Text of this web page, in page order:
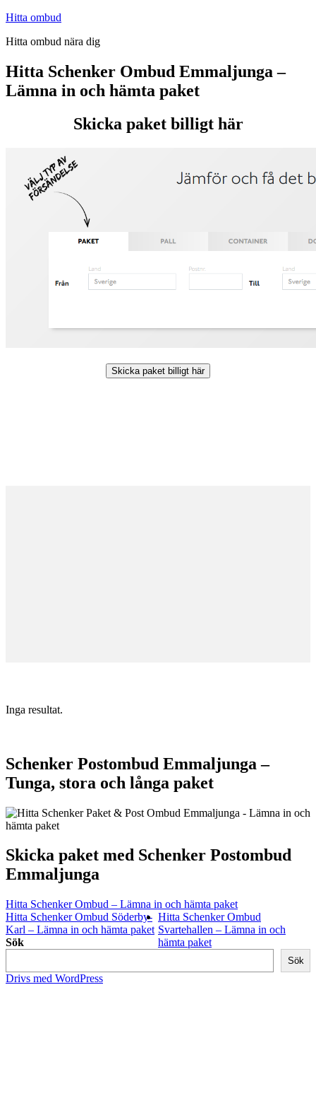
Hoppa
innehåll
Hitta ombud
Hitta ombud nära dig
Hitta Schenker Ombud Emmaljunga –
Lämna in och hämta paket
Skicka paket billigt här
Skicka paket billigt här
Inga resultat.
Schenker Postombud Emmaljunga –
Tunga, stora och långa paket
Skicka paket med Schenker Postombud
Emmaljunga
Hitta Schenker Ombud – Lämna in och hämta paket
Hitta Schenker Ombud Söderby-
Karl – Lämna in och hämta paket
Hitta Schenker Ombud
Svartehallen – Lämna in och
hämta paket
Sök
Sök
Drivs med WordPress